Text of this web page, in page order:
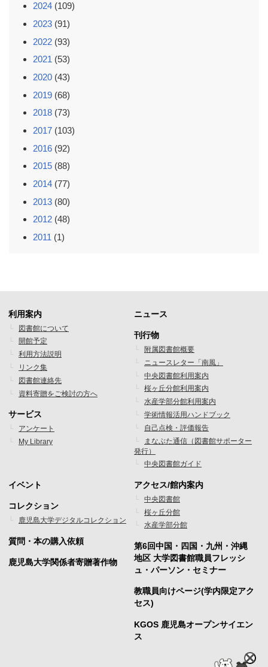
2024 (109)
2023 (91)
2022 (93)
2021 (53)
2020 (43)
2019 (68)
2018 (73)
2017 (103)
2016 (92)
2015 (88)
2014 (77)
2013 (80)
2012 (48)
2011 (1)
フ
ッ
タ
ー
メ
ニ
ュ
1
利用案内
図書館について
開館予定
利用方法説明
リンク集
図書館連絡先
資料寄贈をご検討の方へ
サービス
アンケート
My Library
フ
ッ
タ
ー
メ
ニ
ュ
ー
2
ニュース
刊行物
附属図書館概要
ニュースレター「南風」
中央図書館利用案内
桜ヶ丘分館利用案内
水産学部分館利用案内
学術情報活用ハンドブック
自己点検・評価報告
まなぶた通信（図書館サポーター
発行）
中央図書館ガイド
フ
ッ
タ
ー
イベント
コレクション
鹿児島大学デジタルコレクション
質問・本の購入依頼
鹿児島大学関係者寄贈著作物
フ
ッ
タ
ー
メ
ニ
ュ
ー
アクセス/館内案内
中央図書館
桜ヶ丘分館
水産学部分館
第6回中国・四国・九州・沖縄
地区 大学図書館職員フレッシ
ュ・パーソン・セミナー
教職員向けページ(学内限定アク
セス)
KGOS 鹿児島オープンサイエン
ス